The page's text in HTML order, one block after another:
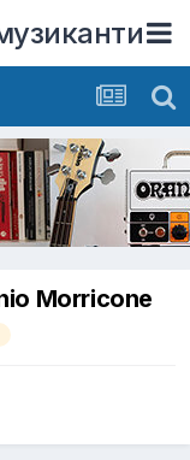
Morricone